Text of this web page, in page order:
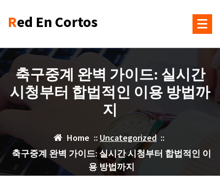
contentRed En Cortos
축구중계 완벽 가이드: 실시간
시청부터 합법적인 이용 방법까
지
Home :: Uncategorized::
축구중계 완벽 가이드: 실시간 시청부터 합법적인 이
용 방법까지